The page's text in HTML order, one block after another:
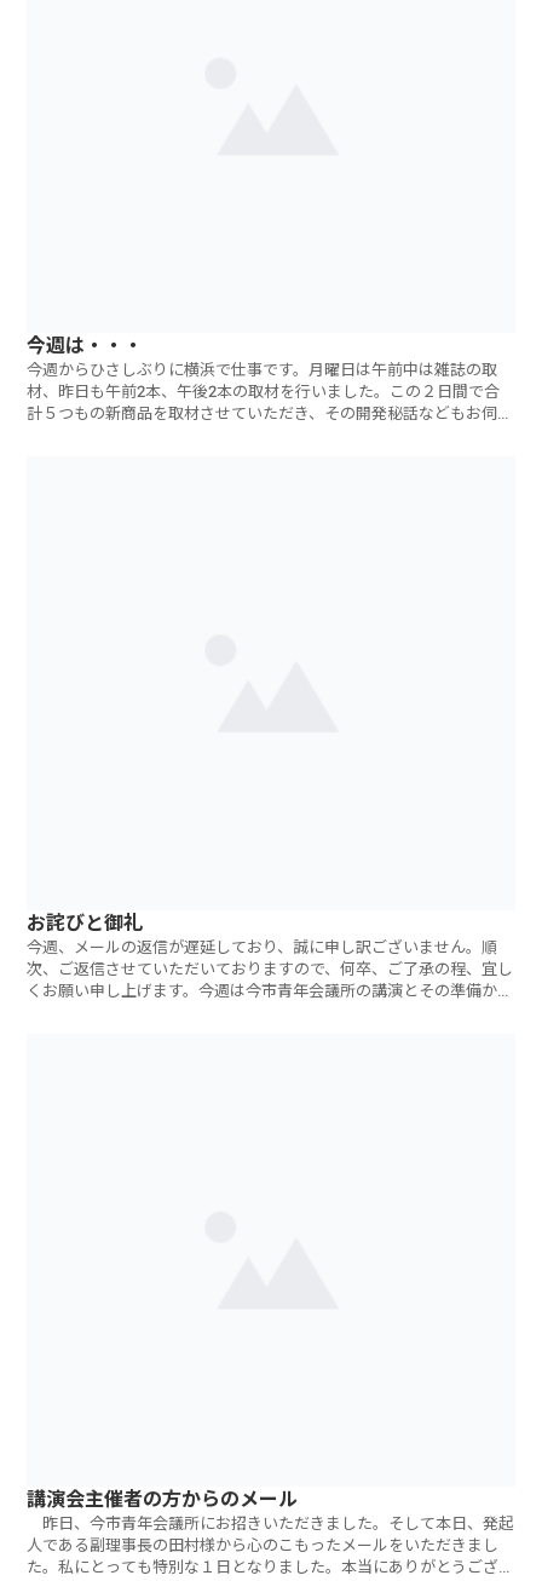
今週は・・・
今週からひさしぶりに横浜で仕事です。月曜日は午前中は雑誌の取
材、昨日も午前2本、午後2本の取材を行いました。この２日間で合
計５つもの新商品を取材させていただき、その開発秘話などもお伺い
お詫びと御礼
今週、メールの返信が遅延しており、誠に申し訳ございません。順
次、ご返信させていただいておりますので、何卒、ご了承の程、宜し
くお願い申し上げます。今週は今市青年会議所の講演とその準備から
講演会主催者の方からのメール
昨日、今市青年会議所にお招きいただきました。そして本日、発起
人である副理事長の田村様から心のこもったメールをいただきまし
た。私にとっても特別な１日となりました。本当にありがとうござい